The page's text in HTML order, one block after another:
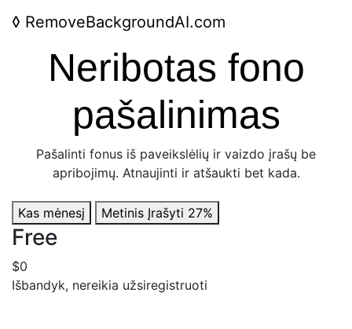
◊ RemoveBackgroundAI.com
Neribotas fono
pašalinimas
Pašalinti fonus iš paveikslėlių ir vaizdo įrašų be
apribojimų. Atnaujinti ir atšaukti bet kada.
Kas mėnesį Metinis Įrašyti 27%
Free
$0
Išbandyk, nereikia užsiregistruoti